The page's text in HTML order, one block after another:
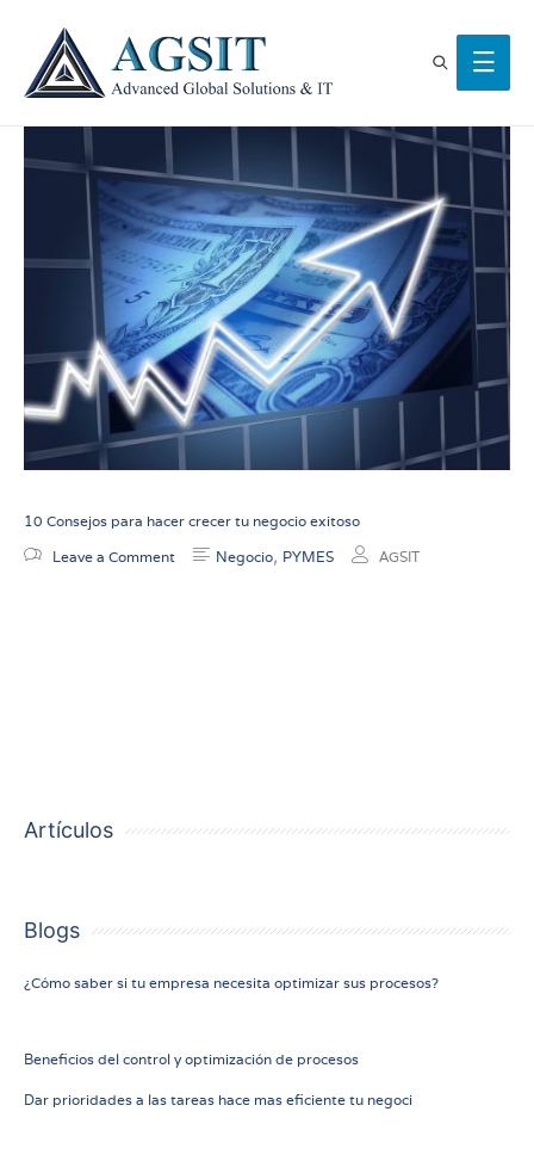
10 Consejos para hacer crecer tu negocio exitoso
Leave a Comment Negocio, PYMES AGSIT
Artículos
Blogs
¿Cómo saber si tu empresa necesita optimizar sus procesos?
Beneficios del control y optimización de procesos
Dar prioridades a las tareas hace mas eficiente tu negoci